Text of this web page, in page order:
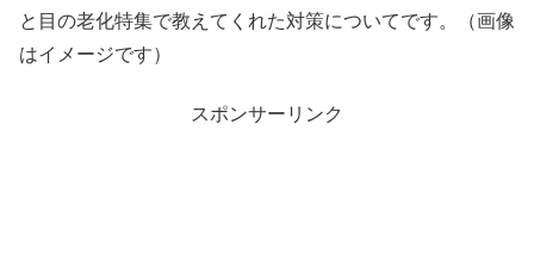
と目の老化特集で教えてくれた対策についてです。（画像
はイメージです）
スポンサーリンク